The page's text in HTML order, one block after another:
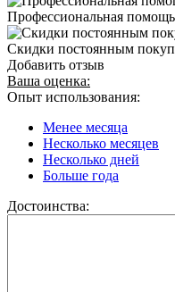
Профессиональная
Скидки постоянным
Добавить отзыв
Ваша оценка:
Опыт использования:
Менее месяца
Несколько месяцев
Несколько дней
Больше года
Достоинства: